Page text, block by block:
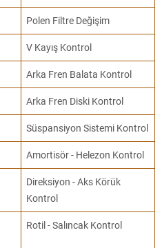
Polen Filtre Değişim
V Kayış Kontrol
Arka Fren Balata Kontrol
Arka Fren Diski Kontrol
Süspansiyon Sistemi Kontrol
Amortisör - Helezon Kontrol
Direksiyon - Aks Körük
Kontrol
Rotil - Salıncak Kontrol